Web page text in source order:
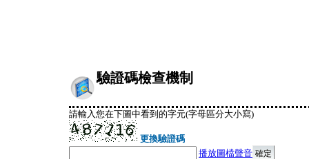
驗證碼檢查機制
請輸入您在下圖中看到的字元(字母區分大小寫)
更換驗證碼
播放圖檔聲音